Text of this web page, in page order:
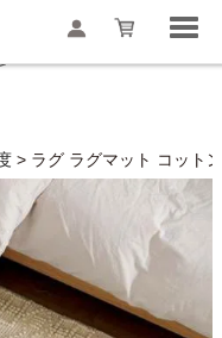
のお知らせ
ラグ ラグマット コット